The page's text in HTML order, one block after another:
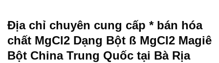
Địa chỉ chuyên cung cấp * bán hóa
chất MgCl2 Dạng Bột ß MgCl2 Magiê
Bột China Trung Quốc tại Bà Rịa